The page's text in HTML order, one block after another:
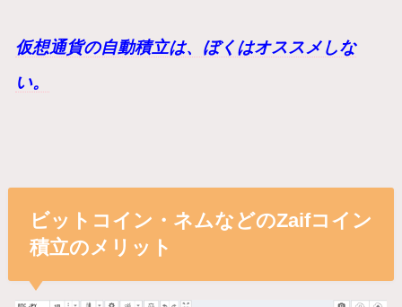
仮想通貨の自動積立は、ぼくはオススメしな
い。
ビットコイン・ネムなどのZaifコイン
積立のメリット